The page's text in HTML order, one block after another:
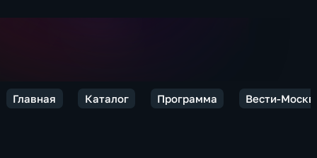
Главная Каталог Программа Вести-